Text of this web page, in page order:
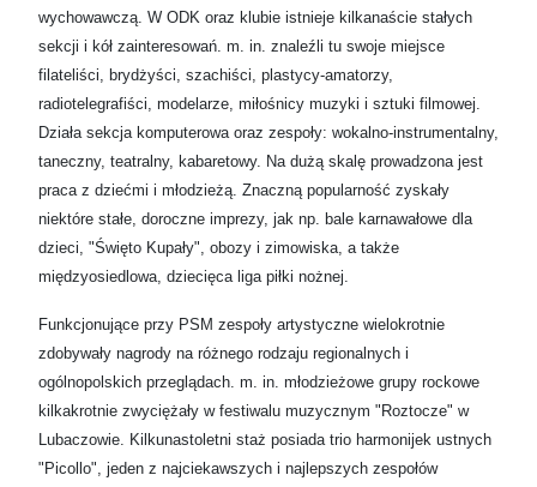
wychowawczą. W ODK oraz klubie istnieje kilkanaście stałych
sekcji i kół zainteresowań. m. in. znaleźli tu swoje miejsce
filateliści, brydżyści, szachiści, plastycy-amatorzy,
radiotelegrafiści, modelarze, miłośnicy muzyki i sztuki filmowej.
Działa sekcja komputerowa oraz zespoły: wokalno-instrumentalny,
taneczny, teatralny, kabaretowy. Na dużą skalę prowadzona jest
praca z dziećmi i młodzieżą. Znaczną popularność zyskały
niektóre stałe, doroczne imprezy, jak np. bale karnawałowe dla
dzieci, "Święto Kupały", obozy i zimowiska, a także
międzyosiedlowa, dziecięca liga piłki nożnej.
Funkcjonujące przy PSM zespoły artystyczne wielokrotnie
zdobywały nagrody na różnego rodzaju regionalnych i
ogólnopolskich przeglądach. m. in. młodzieżowe grupy rockowe
kilkakrotnie zwyciężały w festiwalu muzycznym "Roztocze" w
Lubaczowie. Kilkunastoletni staż posiada trio harmonijek ustnych
"Picollo", jeden z najciekawszych i najlepszych zespołów